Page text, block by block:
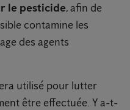
le pesticide, afin de
contamine les
des agents
utilisé pour lutter
être effectuée. Y a-t-